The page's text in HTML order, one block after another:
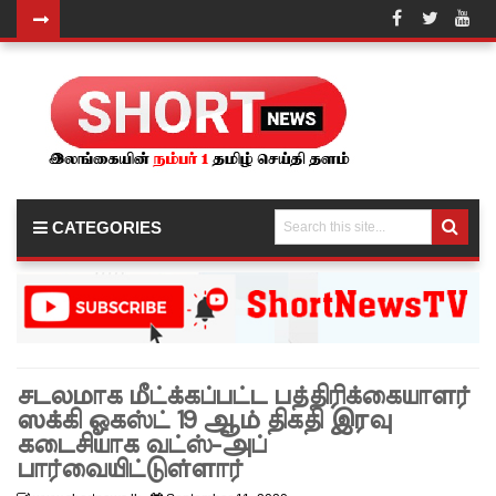
ம்பு
சிறைச்சா
ர்கள் 62
ஆக
நான்கு
மாவட்டங்
களுக்கு
CATEGORIES
சடலமாக மீட்க்கப்பட்ட பத்திரிக்கையாளர்
ஸக்கி ஓகஸ்ட் 19 ஆம் திகதி இரவு
கடைசியாக வட்ஸ்-அப்
பார்வையிட்டுள்ளார்